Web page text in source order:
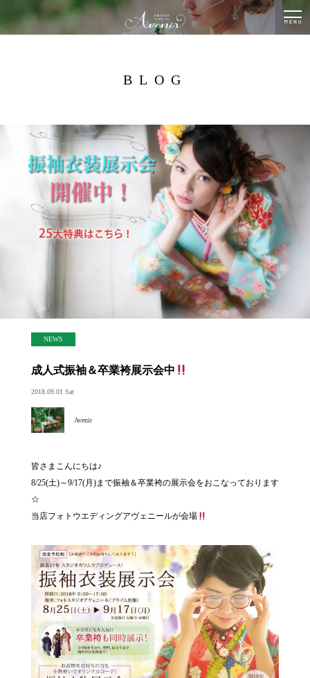
BLOG
NEWS
成人式振袖＆卒業袴展示会中
2018.09.01 Sat
Avenir
皆さまこんにちは♪
8/25(土)～9/17(月)まで振袖＆卒業袴の展示会をおこなっております
☆
当店フォトウエディングアヴェニールが会場